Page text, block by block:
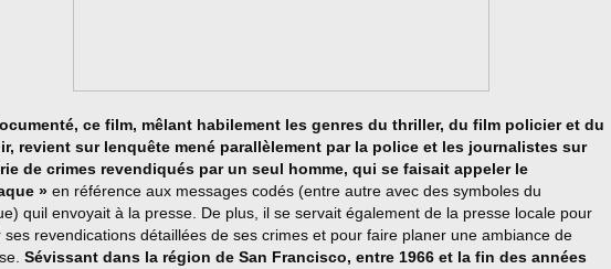
ce film, mêlant habilement les genres du thriller, du film policier et du
revient sur lenquête mené parallèlement par la police et les journalistes sur
de crimes revendiqués par un seul homme, qui se faisait appeler le
» en référence aux messages codés (entre autre avec des symboles du
quil envoyait à la presse. De plus, il se servait également de la presse locale pour
ses revendications détaillées de ses crimes et pour faire planer une ambiance de
Sévissant dans la région de San Francisco, entre 1966 et la fin des années